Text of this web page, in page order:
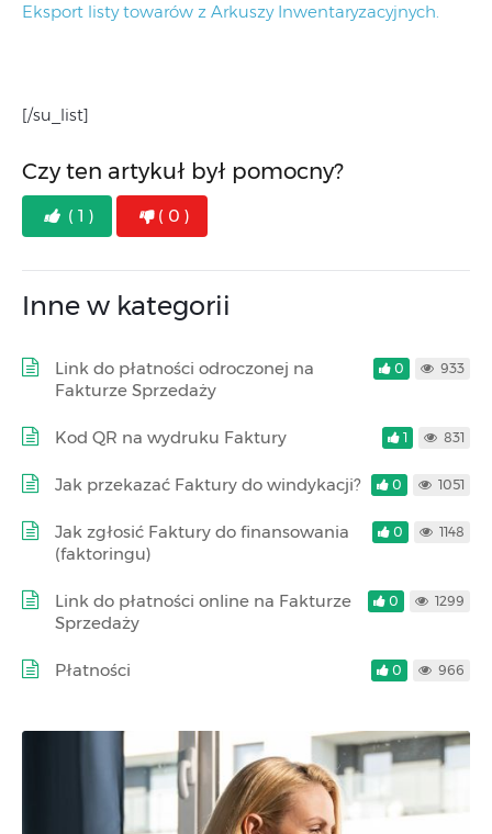
Eksport listy towarów z Arkuszy Inwentaryzacyjnych.
[/su_list]
Czy ten artykuł był pomocny?
( 1 ) ( 0 )
Inne w kategorii
Link do płatności odroczonej na
Fakturze Sprzedaży
0 933
Kod QR na wydruku Faktury 1 831
Jak przekazać Faktury do windykacji? 0 1051
Jak zgłosić Faktury do finansowania
(faktoringu)
0 1148
Link do płatności online na Fakturze
Sprzedaży
0 1299
Płatności 0 966